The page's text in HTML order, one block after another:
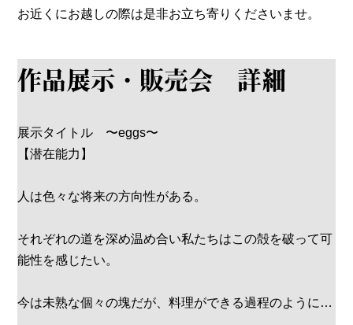
お近くにお越しの際は是非お立ち寄りくださいませ。
作品展示・販売会 詳細
展示タイトル 〜eggs〜
【潜在能力】
人は色々な将来の方向性がある。
それぞれの道を深め温め合い私たちはこの殻を破って可
能性を感じたい。
今は未熟な個々の塊だが、料理ができる過程のように…